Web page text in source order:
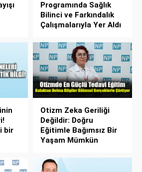
Programında Sağlık
Bilinci ve Farkındalık
Çalışmalarıyla Yer Aldı
bir
Otizm Zeka Geriliği
Değildir: Doğru
Eğitimle Bağımsız Bir
Yaşam Mümkün